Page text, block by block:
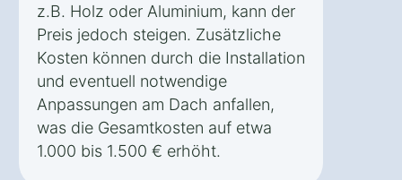
z.B. Holz oder Aluminium, kann der
Preis jedoch steigen. Zusätzliche
Kosten können durch die Installation
und eventuell notwendige
Anpassungen am Dach anfallen,
was die Gesamtkosten auf etwa
1.000 bis 1.500 € erhöht.